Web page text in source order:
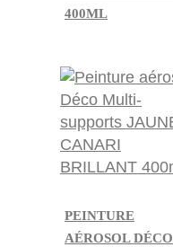
400ML
PEINTURE
AÉROSOL DÉCO